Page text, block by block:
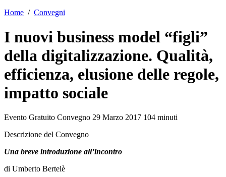
Home / Convegni
I nuovi business model “figli”
della digitalizzazione. Qualità,
efficienza, elusione delle regole,
impatto sociale
Evento Gratuito Convegno 29 Marzo 2017 104 minuti
Descrizione del Convegno
Una breve introduzione all’incontro
di Umberto Bertelè